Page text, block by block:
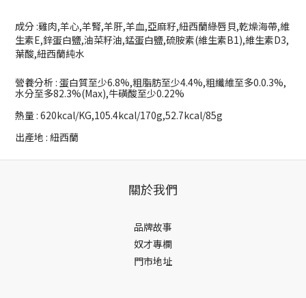
成分 :雞肉,羊心,羊腎,羊肝,羊血,亞麻籽,紐西蘭綠唇貝,乾燥海帶,維
生素E,鋅蛋白鹽,油菜籽油,錳蛋白鹽,硫胺素(維生素B1),維生素D3,
葉酸,紐西蘭純水
營養分析 : 蛋白質至少6.8%,粗脂肪至少4.4%,粗纖維至多0.0.3%,
水分至多82.3%(Max),牛磺酸至少0.22%
熱量 : 620kcal/KG,105.4kcal/170g,52.7kcal/85g
出產地 : 紐西蘭
關於我們
品牌故事
奴才專欄
門市地址